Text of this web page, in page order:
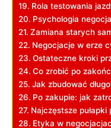
Rola testowania
Psychologia
Zamiana starych
Negocjacje ⁣w erze⁢
Ostateczne kroki
Co zrobić po
Jak ⁤zbudować
Po zakupie:⁢ jak
Najczęstsze
Etyka w